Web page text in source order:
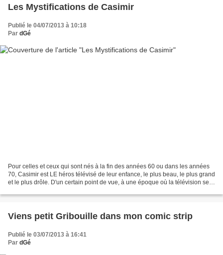
Les Mystifications de Casimir
Publié le 04/07/2013 à 10:18
Par dGé
Pour celles et ceux qui sont nés à la fin des années 60 ou dans les années
70, Casimir est LE héros télévisé de leur enfance, le plus beau, le plus grand
et le plus drôle. D'un certain point de vue, à une époque où la télévision se
Viens petit Gribouille dans mon comic strip
Publié le 03/07/2013 à 16:41
Par dGé